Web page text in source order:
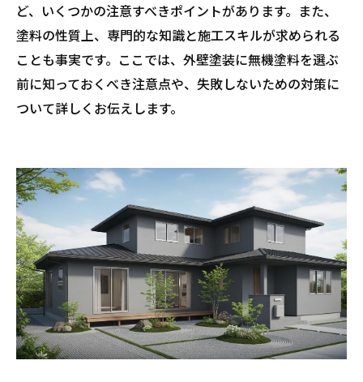
ど、いくつかの注意すべきポイントがあります。また、
塗料の性質上、専門的な知識と施工スキルが求められる
ことも事実です。ここでは、外壁塗装に無機塗料を選ぶ
前に知っておくべき注意点や、失敗しないための対策に
ついて詳しくお伝えします。